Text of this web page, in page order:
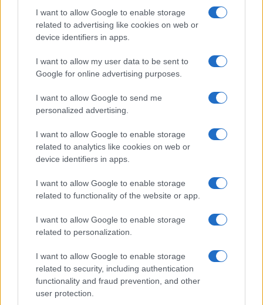
I want to allow Google to enable storage
related to advertising like cookies on web or
device identifiers in apps.
I want to allow my user data to be sent to
Google for online advertising purposes.
I want to allow Google to send me
personalized advertising.
I want to allow Google to enable storage
related to analytics like cookies on web or
device identifiers in apps.
I want to allow Google to enable storage
related to functionality of the website or app.
I want to allow Google to enable storage
related to personalization.
I want to allow Google to enable storage
related to security, including authentication
functionality and fraud prevention, and other
user protection.
Covid-19: Περιορισμοί στην
πώληση υποκατάστατων
νικοτίνης στη Γαλλία
25/04/2020 - 02:17
απεργιακές κινητοποιήσεις των
τελευταίων ετών στη Γαλλία
08/12/2019 - 19:02
κόστος της προστασίας των
ευρωπαϊκών συνόρων